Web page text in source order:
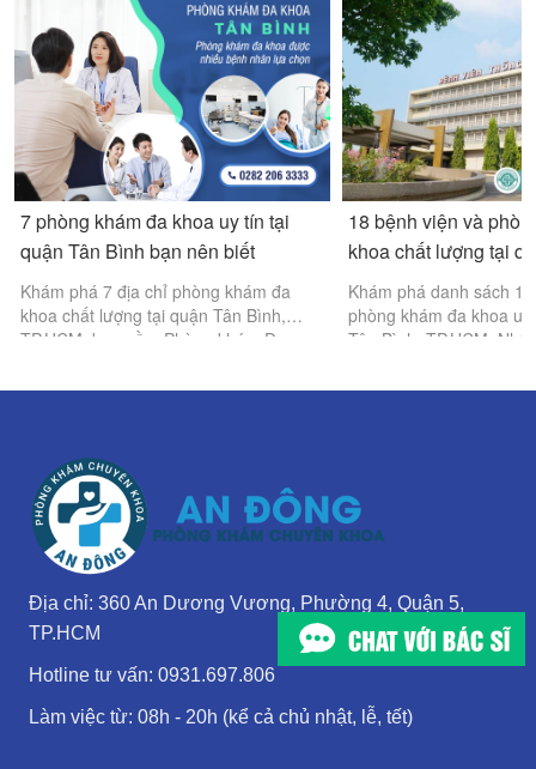
7 phòng khám đa khoa uy tín tại
quận Tân Bình bạn nên biết
Khám phá 7 địa chỉ phòng khám đa
khoa chất lượng tại quận Tân Bình,
TP.HCM, bao gồm Phòng khám Đa
Hoàn Mỹ Sài Gòn, Bệnh viện Tân Bình,
18 bệnh viện và
khoa chất lượng tại
Khám phá danh sách
phòng khám đa khoa
Tân Bình, TP.HCM.
môn cao, trang thiết bị
Địa chỉ: 360 An Dương Vương, Phường 4, Quận 5,
TP.HCM
Hotline tư vấn: 0931.697.806
Làm việc từ: 08h - 20h (kể cả chủ nhật, lễ, tết)